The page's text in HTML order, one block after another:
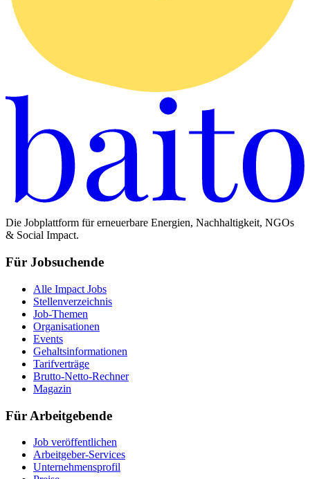
Die Jobplattform für erneuerbare Energien, Nachhaltigkeit, NGOs
& Social Impact.
Für Jobsuchende
Alle Impact Jobs
Stellenverzeichnis
Job-Themen
Organisationen
Events
Gehaltsinformationen
Tarifverträge
Brutto-Netto-Rechner
Magazin
Für Arbeitgebende
Job veröffentlichen
Arbeitgeber-Services
Unternehmensprofil